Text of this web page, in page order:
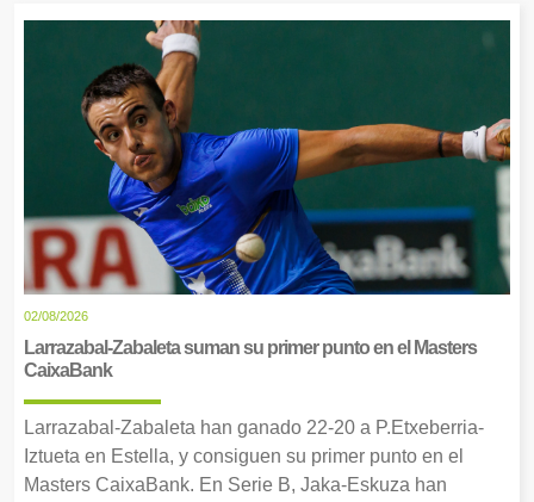
02/08/2026
Larrazabal-Zabaleta suman su primer punto en el Masters
CaixaBank
Larrazabal-Zabaleta han ganado 22-20 a P.Etxeberria-
Iztueta en Estella, y consiguen su primer punto en el
Masters CaixaBank. En Serie B, Jaka-Eskuza han